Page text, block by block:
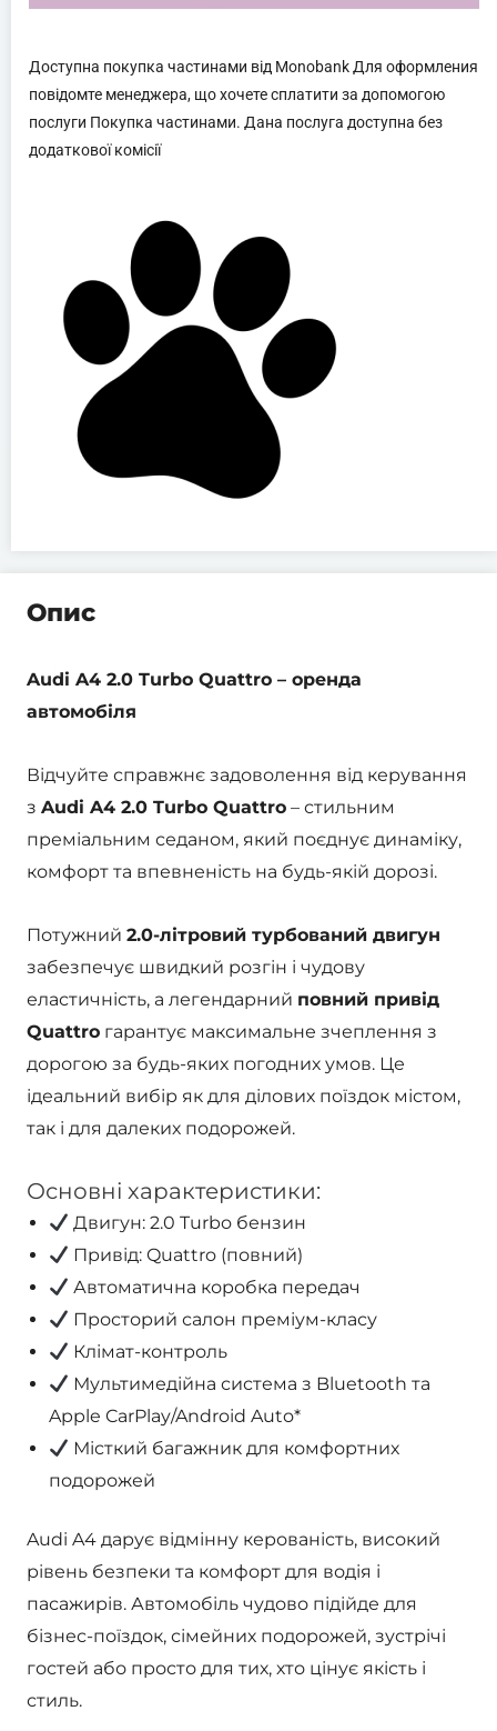
Доступна покупка частинами від Monobank Для оформления
повідомте менеджера, що хочете сплатити за допомогою
послуги Покупка частинами. Дана послуга доступна без
додаткової комісії
Опис
Audi A4 2.0 Turbo Quattro – оренда
автомобіля
Відчуйте справжнє задоволення від керування
з Audi A4 2.0 Turbo Quattro – стильним
преміальним седаном, який поєднує динаміку,
комфорт та впевненість на будь-якій дорозі.
Потужний 2.0-літровий турбований двигун
забезпечує швидкий розгін і чудову
еластичність, а легендарний повний привід
Quattro гарантує максимальне зчеплення з
дорогою за будь-яких погодних умов. Це
ідеальний вибір як для ділових поїздок містом,
так і для далеких подорожей.
Основні характеристики:
Двигун: 2.0 Turbo бензин
Привід: Quattro (повний)
Автоматична коробка передач
Просторий салон преміум-класу
Клімат-контроль
Мультимедійна система з Bluetooth та
Apple CarPlay/Android Auto*
Місткий багажник для комфортних
подорожей
Audi A4 дарує відмінну керованість, високий
рівень безпеки та комфорт для водія і
пасажирів. Автомобіль чудово підійде для
бізнес-поїздок, сімейних подорожей, зустрічі
гостей або просто для тих, хто цінує якість і
стиль.